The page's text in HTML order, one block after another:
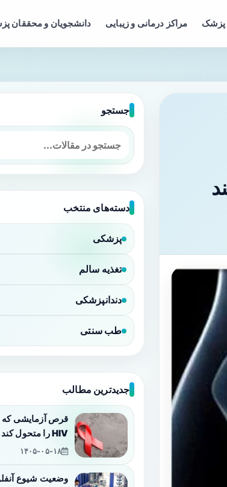
پزشک مراکز درمانی و زیبایی دانشجویان و محققان
جستجو
دسته‌های منتخب
پزشکی
تغذیه سالم
دندانپزشکی
طب سنتی
جدیدترین مطالب
قرص آزمایشی که
HIV را متحول کند
۱۴۰۵-۰۵-۱۸
وضعیت شیوع